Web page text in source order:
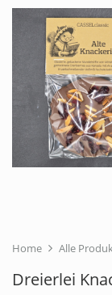
Home Alle
Dreierlei